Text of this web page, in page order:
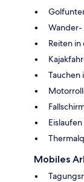
Wander-
Reiten
Tauchen
Mobiles